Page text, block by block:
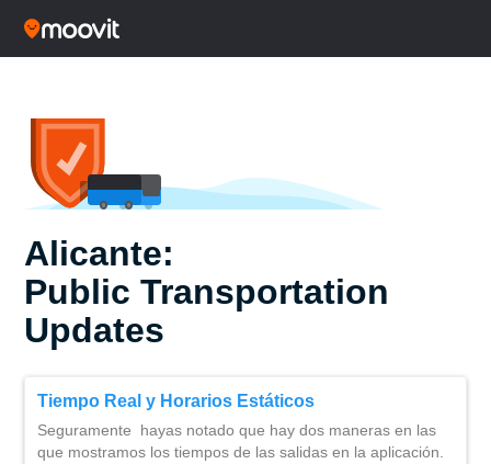
Alicante:
Public Transportation
Updates
Tiempo Real y Horarios Estáticos
Seguramente hayas notado que hay dos maneras en las
que mostramos los tiempos de las salidas en la aplicación.